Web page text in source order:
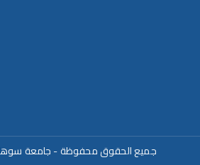
جميع الحقوق محفوظة - جامعة سوهاج